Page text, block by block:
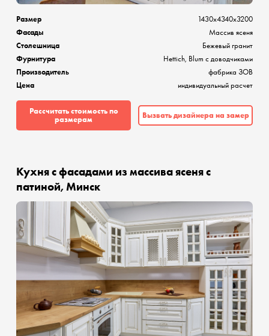
Размер
1430x4340x3200
Фасады
Массив ясеня
Столешница
Бежевый гранит
Фурнитура
Hettich, Blum с доводчиками
Производитель
фабрика ЗОВ
Цена
индивидуальный расчет
Рассчитать стоимость по
размерам
Вызвать дизайнера на замер
Кухня с фасадами из массива ясеня с
патиной, Минск